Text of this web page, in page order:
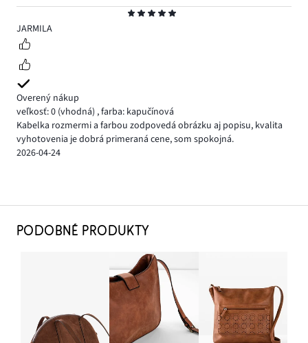
5
JARMILA
Overený nákup
veľkosť: 0 (vhodná) ,farba: kapučínová
Kabelka rozmermi a farbou zodpovedá obrázku aj popisu, kvalita
vyhotovenia je dobrá primeraná cene, som spokojná.
2026-04-24
PODOBNÉ PRODUKTY